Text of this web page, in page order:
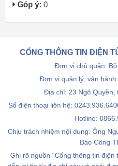
Góp ý: 0
CỔNG THÔNG TIN ĐIỆN
Đơn vị chủ quản:
Đơn vị quản lý, vận
Địa chỉ: 23 Ngô Quyền,
Số điện thoại liên hệ:
Hotline:
Chịu trách nhiệm nội dung: Ông
Báo Công
Ghi rõ nguồn “Cổng thông tin